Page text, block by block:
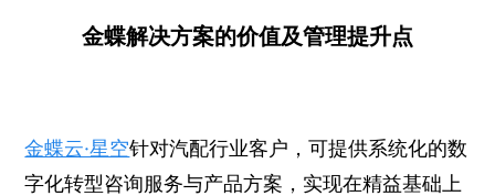
金蝶解决方案的价值及管理提升点
金蝶云·星空针对汽配行业客户，可提供系统化的数
字化转型咨询服务与产品方案，实现在精益基础上